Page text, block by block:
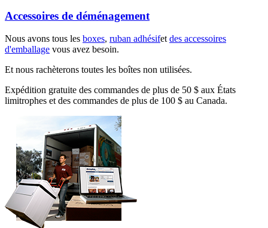
Accessoires de déménagement
Nous avons tous les boxes, ruban adhésifetdes accessoires
d'emballage vous avez besoin.
Et nous rachèterons toutes les boîtes non utilisées.
Expédition gratuite des commandes de plus de 50 $ aux États
limitrophes et des commandes de plus de 100 $ au Canada.